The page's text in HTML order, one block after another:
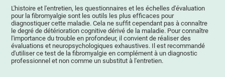
L'histoire et l'entretien, les questionnaires et les échelles d'évaluation
pour la fibromyalgie sont les outils les plus efficaces pour
diagnostiquer cette maladie. Cela ne suffit cependant pas à connaître
le degré de détérioration cognitive dérivé de la maladie. Pour connaître
l'importance du trouble en profondeur, il convient de réaliser des
évaluations et neuropsychologiques exhaustives. Il est recommandé
d'utiliser ce test de la fibromyalgie en complément à un diagnostic
professionnel et non comme un substitut à l'entretien.